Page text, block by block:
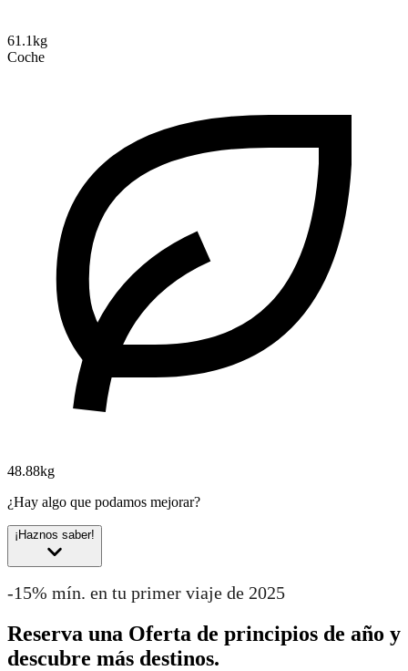
61.1kg
Coche
48.88kg
¿Hay algo que podamos mejorar?
¡Haznos saber!
-15% mín. en tu primer viaje de 2025
Reserva una Oferta de principios de año y
descubre más destinos.